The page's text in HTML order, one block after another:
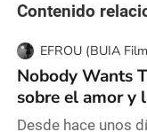
Contenido
EFROU (BUIA
Nobody Wants
sobre el amor y
Desde hace unos